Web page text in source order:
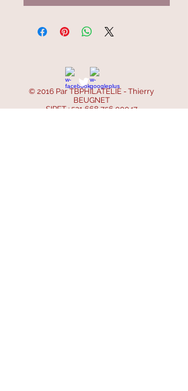
© 2016 Par TBPHILATELIE - Thierry
BEUGNET
SIRET :521 668 756 00047